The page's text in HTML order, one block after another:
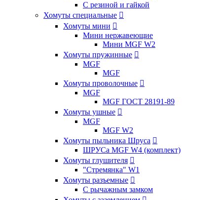
С резиной и гайкой
Хомуты специальные 
Хомуты мини 
Мини нержавеющие
Мини MGF W2
Хомуты пружинные 
MGF
MGF
Хомуты проволочные 
MGF
MGF ГОСТ 28191-89
Хомуты ушные 
MGF
MGF W2
Хомуты пыльника Шруса 
ШРУСа MGF W4 (комплект)
Хомуты глушителя 
"Стремянка" W1
Хомуты разъемные 
С рычажным замком